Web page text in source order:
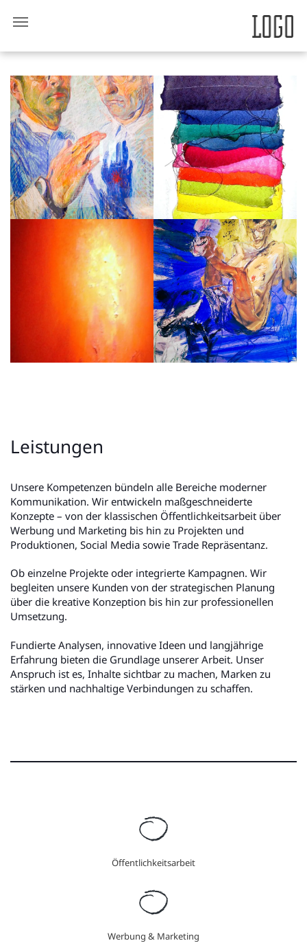
Leistungen
Unsere Kompetenzen bündeln alle Bereiche moderner
Kommunikation. Wir entwickeln maßgeschneiderte
Konzepte – von der klassischen Öffentlichkeitsarbeit über
Werbung und Marketing bis hin zu Projekten und
Produktionen, Social Media sowie Trade Repräsentanz.
Ob einzelne Projekte oder integrierte Kampagnen. Wir
begleiten unsere Kunden von der strategischen Planung
über die kreative Konzeption bis hin zur professionellen
Umsetzung.
Fundierte Analysen, innovative Ideen und langjährige
Erfahrung bieten die Grundlage unserer Arbeit. Unser
Anspruch ist es, Inhalte sichtbar zu machen, Marken zu
stärken und nachhaltige Verbindungen zu schaffen.
Öffentlichkeitsarbeit
Werbung & Marketing